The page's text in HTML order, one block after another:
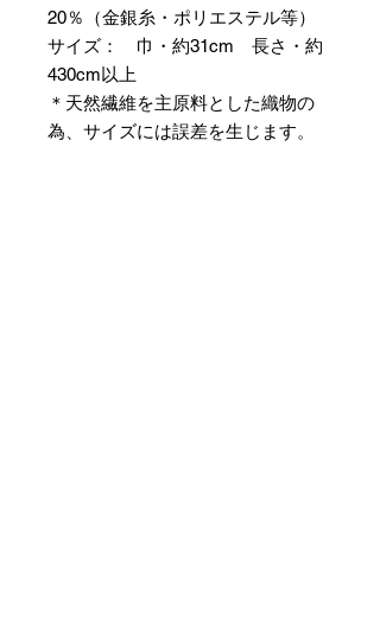
20％（金銀糸・ポリエステル等）
サイズ： 巾・約31cm 長さ・約
430cm以上
＊天然繊維を主原料とした織物の
為、サイズには誤差を生じます。